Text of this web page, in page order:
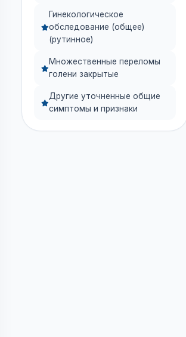
Гинекологическое
обследование (общее)
(рутинное)
Множественные переломы
голени закрытые
Другие уточненные общие
симптомы и признаки